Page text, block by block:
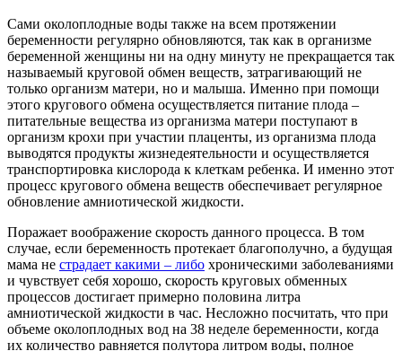
Сами околоплодные воды также на всем протяжении
беременности регулярно обновляются, так как в организме
беременной женщины ни на одну минуту не прекращается так
называемый круговой обмен веществ, затрагивающий не
только организм матери, но и малыша. Именно при помощи
этого кругового обмена осуществляется питание плода –
питательные вещества из организма матери поступают в
организм крохи при участии плаценты, из организма плода
выводятся продукты жизнедеятельности и осуществляется
транспортировка кислорода к клеткам ребенка. И именно этот
процесс кругового обмена веществ обеспечивает регулярное
обновление амниотической жидкости.
Поражает воображение скорость данного процесса. В том
случае, если беременность протекает благополучно, а будущая
мама не страдает какими – либо хроническими заболеваниями
и чувствует себя хорошо, скорость круговых обменных
процессов достигает примерно половина литра
амниотической жидкости в час. Несложно посчитать, что при
объеме околоплодных вод на 38 неделе беременности, когда
их количество равняется полутора литром воды, полное